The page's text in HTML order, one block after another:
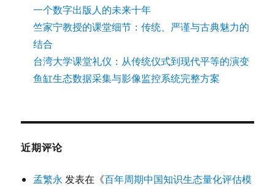
一个数字出版人的未来十年
竺家宁教授的课堂细节：传统、严谨与古典魅力的
结合
台湾大学课堂礼仪：从传统仪式到现代平等的演变
鱼缸生态数据采集与影像监控系统完整方案
近期评论
孟繁永 发表在《百年周期中国知识生态量化评估模